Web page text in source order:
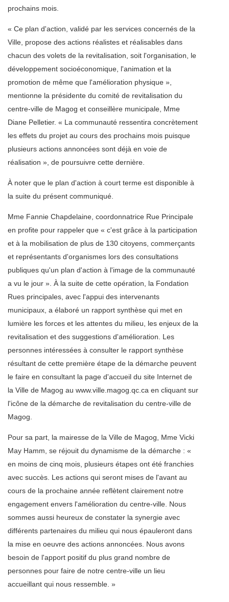
prochains mois.
« Ce plan d'action, validé par les services concernés de la
Ville, propose des actions réalistes et réalisables dans
chacun des volets de la revitalisation, soit l'organisation, le
développement socioéconomique, l'animation et la
promotion de même que l'amélioration physique »,
mentionne la présidente du comité de revitalisation du
centre-ville de Magog et conseillère municipale, Mme
Diane Pelletier. « La communauté ressentira concrètement
les effets du projet au cours des prochains mois puisque
plusieurs actions annoncées sont déjà en voie de
réalisation », de poursuivre cette dernière.
À noter que le plan d'action à court terme est disponible à
la suite du présent communiqué.
Mme Fannie Chapdelaine, coordonnatrice Rue Principale
en profite pour rappeler que « c'est grâce à la participation
et à la mobilisation de plus de 130 citoyens, commerçants
et représentants d'organismes lors des consultations
publiques qu'un plan d'action à l'image de la communauté
a vu le jour ». À la suite de cette opération, la Fondation
Rues principales, avec l'appui des intervenants
municipaux, a élaboré un rapport synthèse qui met en
lumière les forces et les attentes du milieu, les enjeux de la
revitalisation et des suggestions d'amélioration. Les
personnes intéressées à consulter le rapport synthèse
résultant de cette première étape de la démarche peuvent
le faire en consultant la page d'accueil du site Internet de
la Ville de Magog au www.ville.magog.qc.ca en cliquant sur
l'icône de la démarche de revitalisation du centre-ville de
Magog.
Pour sa part, la mairesse de la Ville de Magog, Mme Vicki
May Hamm, se réjouit du dynamisme de la démarche : «
en moins de cinq mois, plusieurs étapes ont été franchies
avec succès. Les actions qui seront mises de l'avant au
cours de la prochaine année reflètent clairement notre
engagement envers l'amélioration du centre-ville. Nous
sommes aussi heureux de constater la synergie avec
différents partenaires du milieu qui nous épauleront dans
la mise en oeuvre des actions annoncées. Nous avons
besoin de l'apport positif du plus grand nombre de
personnes pour faire de notre centre-ville un lieu
accueillant qui nous ressemble. »